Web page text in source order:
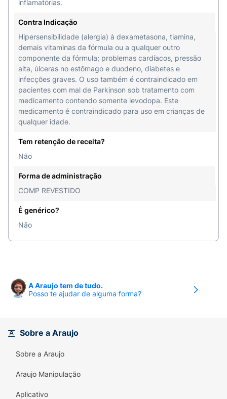
inflamatórias.
Contra Indicação
Hipersensibilidade (alergia) à dexametasona, tiamina,
demais vitaminas da fórmula ou a qualquer outro
componente da fórmula; problemas cardíacos, pressão
alta, úlceras no estômago e duodeno, diabetes e
infecções graves. O uso também é contraindicado em
pacientes com mal de Parkinson sob tratamento com
medicamento contendo somente levodopa. Este
medicamento é contraindicado para uso em crianças de
qualquer idade.
Tem retenção de receita?
Não
Forma de administração
COMP REVESTIDO
É genérico?
Não
A Araujo tem de tudo.
Posso te ajudar de alguma forma?
Sobre a Araujo
Sobre a Araujo
Araujo Manipulação
Aplicativo